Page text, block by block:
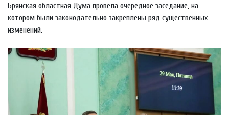
Брянская областная Дума провела очередное заседание, на
котором были законодательно закреплены ряд существенных
изменений.